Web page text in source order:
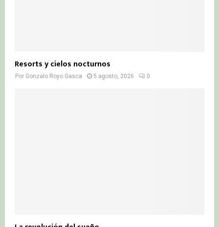
Resorts y cielos nocturnos
Por Gonzalo Royo Gasca 5 agosto, 2026 0